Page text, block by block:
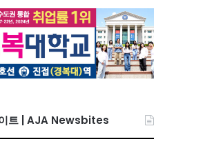
트 | AJA Newsbites